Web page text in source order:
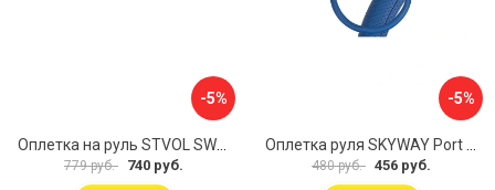
-5%
779 руб. 740 руб.
-5%
480 руб. 456 руб.